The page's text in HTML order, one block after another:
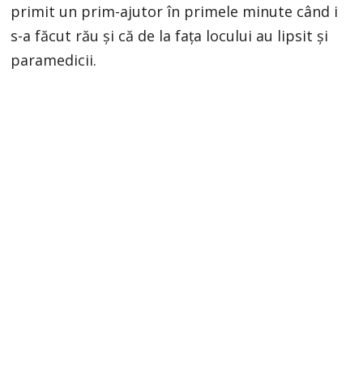
primit un prim-ajutor în primele minute când i
s-a făcut rău și că de la fața locului au lipsit și
paramedicii.